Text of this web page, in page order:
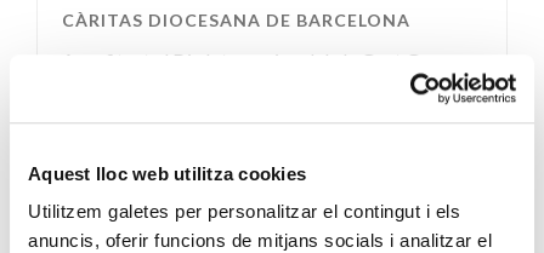
Aquest lloc web utilitza cookies
Utilitzem galetes per personalitzar el contingut i els
anuncis, oferir funcions de mitjans socials i analitzar el
CÀRITAS DIOCESANA DE BARCELONA
Aprofitant el Dia Internacional de la Gent Gran es
va organitzar la festa final de les vacances per a
Gent Gra...
SEGUEIX LLEGINT